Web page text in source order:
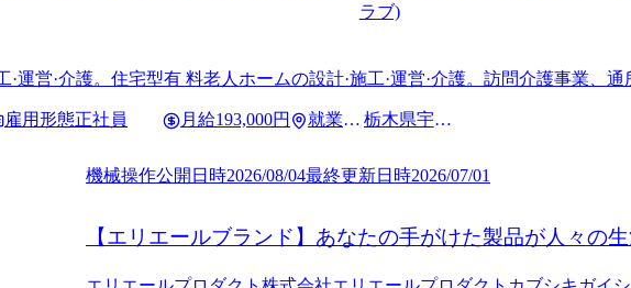
ラブ)
運営·介護。住宅型有 料老人ホームの設計·施工·運営·介護。訪問介護事業、
雇用形態正社員 月給193,000円
就業場 栃木県宇都
機械操作公開日時2026/08/04最終更新日時2026/07/01
【エリエールブランド】あなたの手がけた製品が人々の